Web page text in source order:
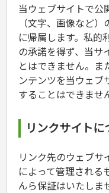
当ウェブサイトで公
（文字、画像など
に帰属します。私的
の承諾を得ず、当サ
とはできません。ま
ンテンツを当ウェ
することはできませ
リンクサイトに
リンク先のウェブ
によって管理される
んら保証はいたしま